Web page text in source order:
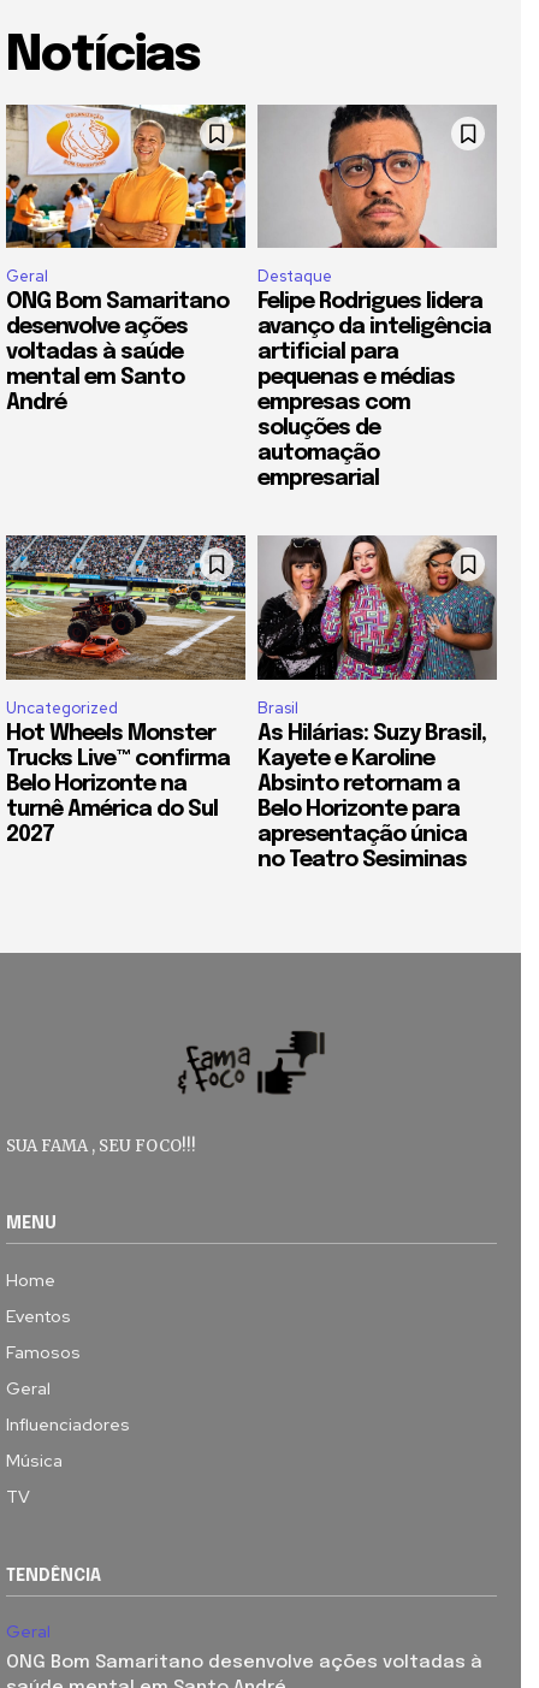
Notícias
Geral
ONG Bom Samaritano
desenvolve ações
voltadas à saúde
mental em Santo
André
Destaque
Felipe Rodrigues lidera
avanço da inteligência
artificial para
pequenas e médias
empresas com
soluções de
automação
empresarial
Uncategorized
Hot Wheels Monster
Trucks Live™ confirma
Belo Horizonte na
turnê América do Sul
2027
Brasil
As Hilárias: Suzy Brasil,
Kayete e Karoline
Absinto retornam a
Belo Horizonte para
apresentação única
no Teatro Sesiminas
SUA FAMA , SEU FOCO!!!
MENU
Home
Eventos
Famosos
Geral
Influenciadores
Música
TV
TENDÊNCIA
Geral
ONG Bom Samaritano desenvolve ações voltadas à